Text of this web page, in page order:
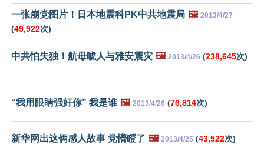
一张崩党图片！日本地震科PK中共地震局 🖼️ 2013/4/27
(49,922次)
中共怕失独！航母唬人与雅安震灾 🖼️ 2013/4/26 (238,645次)
“我用眼睛强奸你” 我是谁 🖼️ 2013/4/26 (76,814次)
新华网出这俩感人故事 党懵瞪了 🖼️ 2013/4/25 (43,522次)